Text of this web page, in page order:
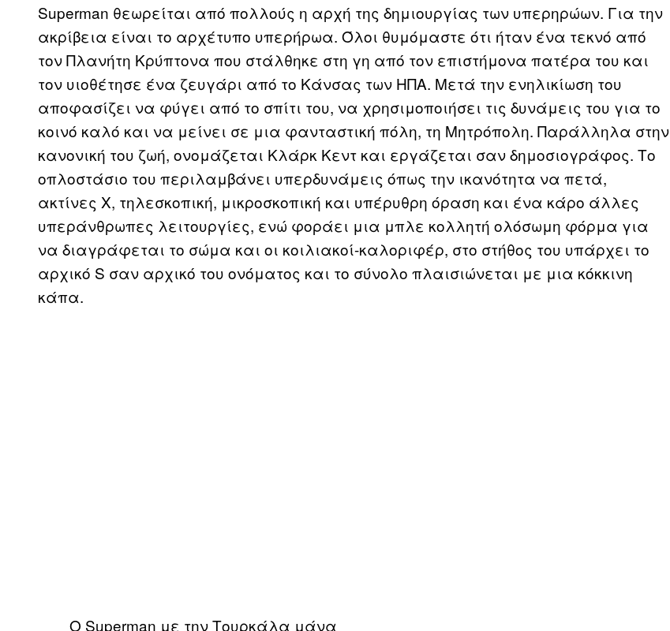
Superman θεωρείται από πολλούς η αρχή της δημιουργίας των υπερηρώων. Για την
ακρίβεια είναι το αρχέτυπο υπερήρωα. Όλοι θυμόμαστε ότι ήταν ένα τεκνό από
τον Πλανήτη Κρύπτονα που στάλθηκε στη γη από τον επιστήμονα πατέρα του και
τον υιοθέτησε ένα ζευγάρι από το Κάνσας των ΗΠΑ. Μετά την ενηλικίωση του
αποφασίζει να φύγει από το σπίτι του, να χρησιμοποιήσει τις δυνάμεις του για το
κοινό καλό και να μείνει σε μια φανταστική πόλη, τη Μητρόπολη. Παράλληλα στην
κανονική του ζωή, ονομάζεται Κλάρκ Κεντ και εργάζεται σαν δημοσιογράφος. Το
οπλοστάσιο του περιλαμβάνει υπερδυνάμεις όπως την ικανότητα να πετά,
ακτίνες Χ, τηλεσκοπική, μικροσκοπική και υπέρυθρη όραση και ένα κάρο άλλες
υπεράνθρωπες λειτουργίες, ενώ φοράει μια μπλε κολλητή ολόσωμη φόρμα για
να διαγράφεται το σώμα και οι κοιλιακοί-καλοριφέρ, στο στήθος του υπάρχει το
αρχικό S σαν αρχικό του ονόματος και το σύνολο πλαισιώνεται με μια κόκκινη
κάπα.
O Superman με την Τουρκάλα μάνα